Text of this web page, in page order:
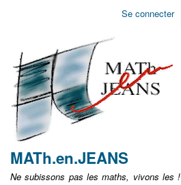
Aller
non
identifié
Se connecter
MATh.en.JEANS
Ne subissons pas les maths, vivons les !